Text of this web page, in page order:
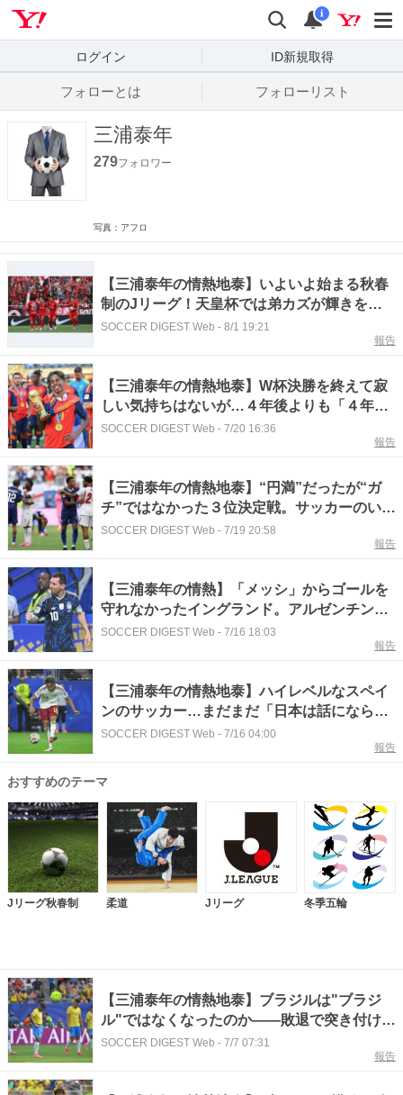
検索
通知
i
ログイン ID新規取得
フォローとは フォローリスト
三浦泰年
279フォロワー
写真：アフロ
【三浦泰年の情熱地泰】いよいよ始まる秋春
制のJリーグ！天皇杯では弟カズが輝きを放
った
SOCCER DIGEST Web - 8/1 19:21
報告
【三浦泰年の情熱地泰】W杯決勝を終えて寂
しい気持ちはないが…４年後よりも「４年
間」を大事に
SOCCER DIGEST Web - 7/20 16:36
報告
【三浦泰年の情熱地泰】“円満”だったが“ガ
チ”ではなかった３位決定戦。サッカーのいろ
んな顔が見えた今回のW杯
SOCCER DIGEST Web - 7/19 20:58
報告
【三浦泰年の情熱】「メッシ」からゴールを
守れなかったイングランド。アルゼンチンの
したたかさには脱帽
SOCCER DIGEST Web - 7/16 18:03
報告
【三浦泰年の情熱地泰】ハイレベルなスペイ
ンのサッカー…まだまだ「日本は話にならな
い」のか？
SOCCER DIGEST Web - 7/16 04:00
報告
おすすめのテーマ
Jリーグ秋春制 柔道 Jリーグ 冬季五輪
【三浦泰年の情熱地泰】ブラジルは"ブラジ
ル"ではなくなったのか――敗退で突き付けら
れた、日本サッカーへの問い
SOCCER DIGEST Web - 7/7 07:31
報告